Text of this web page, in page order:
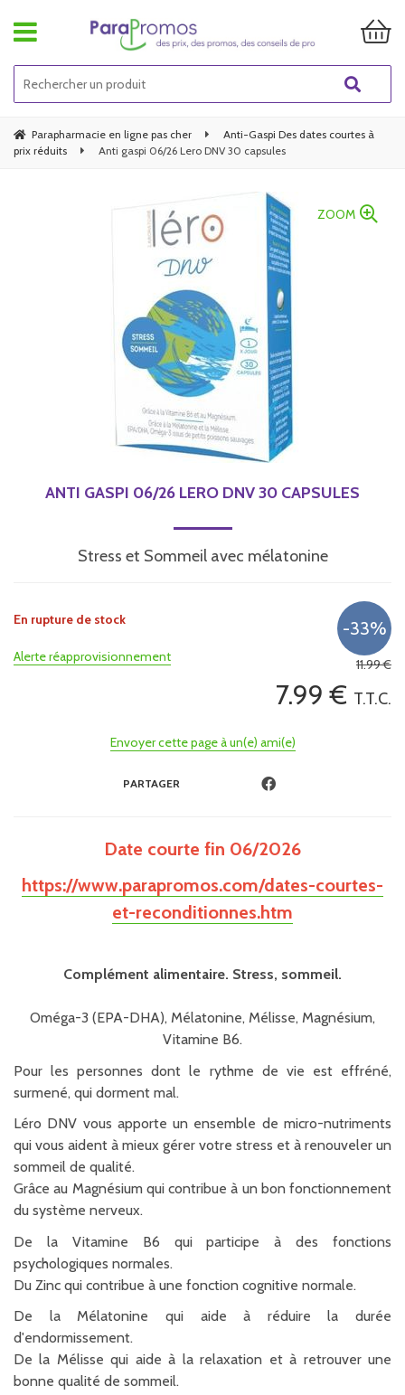
Parapharmacie en ligne pas cher
Anti-Gaspi Des dates courtes à
prix réduits
Anti gaspi 06/26 Lero DNV 30 capsules
ZOOM
ANTI GASPI 06/26 LERO DNV 30 CAPSULES
Stress et Sommeil avec mélatonine
11.99€
7.99 € T.T.C.
En rupture de stock
Alerte réapprovisionnement
Envoyer cette page à un(e) ami(e)
PARTAGER
Date courte fin 06/2026
https://www.parapromos.com/dates-courtes-
et-reconditionnes.htm
Complément alimentaire. Stress, sommeil.
Oméga-3 (EPA-DHA), Mélatonine, Mélisse, Magnésium,
Vitamine B6.
Pour les personnes dont le rythme de vie est effréné,
surmené, qui dorment mal.
Léro DNV vous apporte un ensemble de micro-nutriments
qui vous aident à mieux gérer votre stress et à renouveler un
sommeil de qualité.
Grâce au Magnésium qui contribue à un bon fonctionnement
du système nerveux.
De la Vitamine B6 qui participe à des fonctions
psychologiques normales.
Du Zinc qui contribue à une fonction cognitive normale.
De la Mélatonine qui aide à réduire la durée
d'endormissement.
De la Mélisse qui aide à la relaxation et à retrouver une
bonne qualité de sommeil.